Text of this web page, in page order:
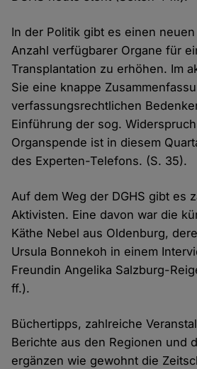
In der Politik gibt es einen
Anzahl verfügbarer Organe für
Transplantation zu erhöhen. Im
Sie eine knappe
verfassungsrechtlichen
Einführung der sog.
Organspende ist in diesem
des Experten-Telefons. (S. 35).
Auf dem Weg der DGHS gibt es
Aktivisten. Eine davon war die
Käthe Nebel aus Oldenburg,
Ursula Bonnekoh in einem
Freundin Angelika Salzburg-
ff.).
Büchertipps, zahlreiche
Berichte aus den Regionen und
ergänzen wie gewohnt die